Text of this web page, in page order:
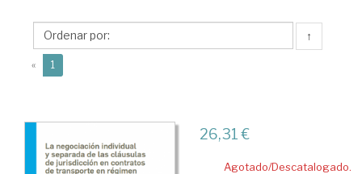
Andrea
↑
« 1
26,31 €
Agotado/Descatalogado.